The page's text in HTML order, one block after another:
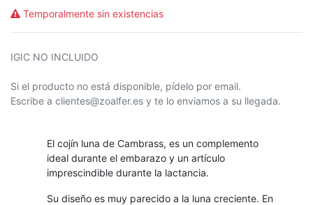
Temporalmente sin existencias
IGIC NO INCLUIDO
Si el producto no está disponible, pídelo por email.
Escribe a clientes@zoalfer.es y te lo enviamos a su llegada.
El cojín luna de Cambrass, es un complemento
ideal durante el embarazo y un artículo
imprescindible durante la lactancia.
Su diseño es muy parecido a la luna creciente. En